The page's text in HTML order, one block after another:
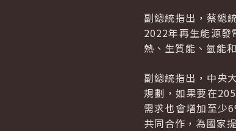
副總統指出，蔡總
2022年再生能源發
熱、生質能、氫能
副總統指出，中央
規劃，如果要在
需求也會增加至少
共同合作，為國家